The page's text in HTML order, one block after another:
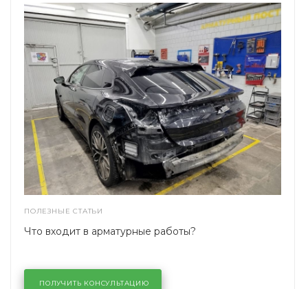
ПОЛЕЗНЫЕ СТАТЬИ
Что входит в арматурные работы?
ПОЛУЧИТЬ КОНСУЛЬТАЦИЮ